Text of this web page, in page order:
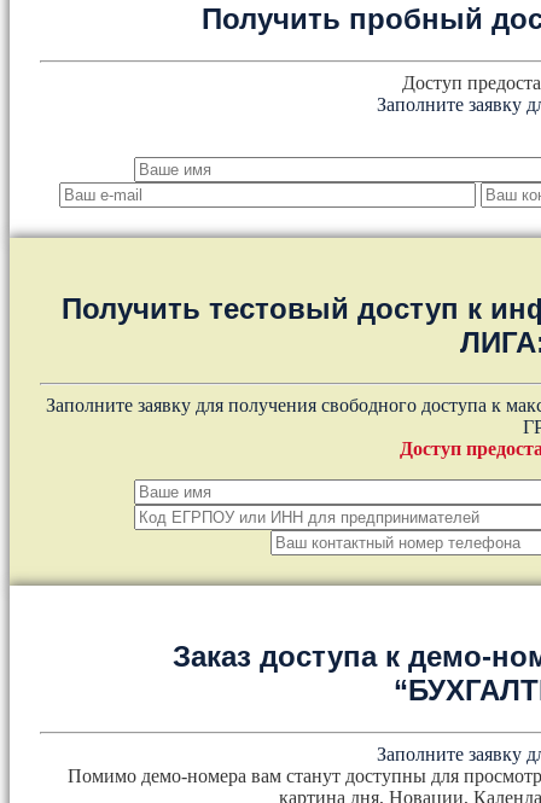
Получить пробный
Доступ
Заполните заявку
Получить тестовый доступ к
Заполните заявку для получения свободного доступа к
Доступ
Заказ доступа к демо-
Заполните заявку
Помимо демо-номера вам станут доступны для
картина дня, Новации,